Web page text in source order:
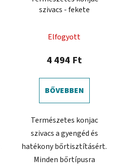
szivacs - fekete
Elfogyott
4 494 Ft
BŐVEBBEN
Természetes konjac
szivacs a gyengéd és
hatékony bőrtisztításért.
Minden bőrtípusra